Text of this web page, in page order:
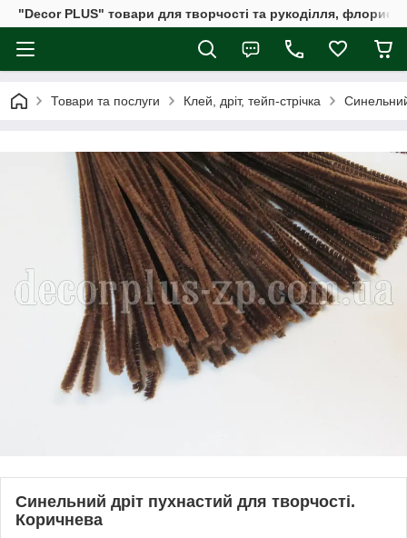
"Decor PLUS" товари для творчості та рукоділля,
Товари та послуги Клей, дріт, тейп-стрічка
Синельний дріт пухнастий для творчості.
Коричнева